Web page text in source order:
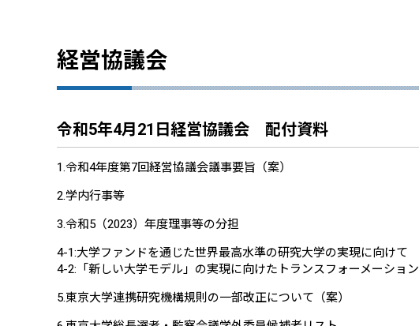
経営協議会
令和5年4月21日経営協議会 配付資料
1.令和4年度第7回経営協議会議事要旨（案）
2.学内行事等
3.令和5（2023）年度理事等の分担
4-1:大学ファンドを通じた世界最高水準の研究大学の実現に向けて
4-2:「新しい大学モデル」の実現に向けたトランスフォーメーション
5.東京大学連携研究機構規則の一部改正について（案）